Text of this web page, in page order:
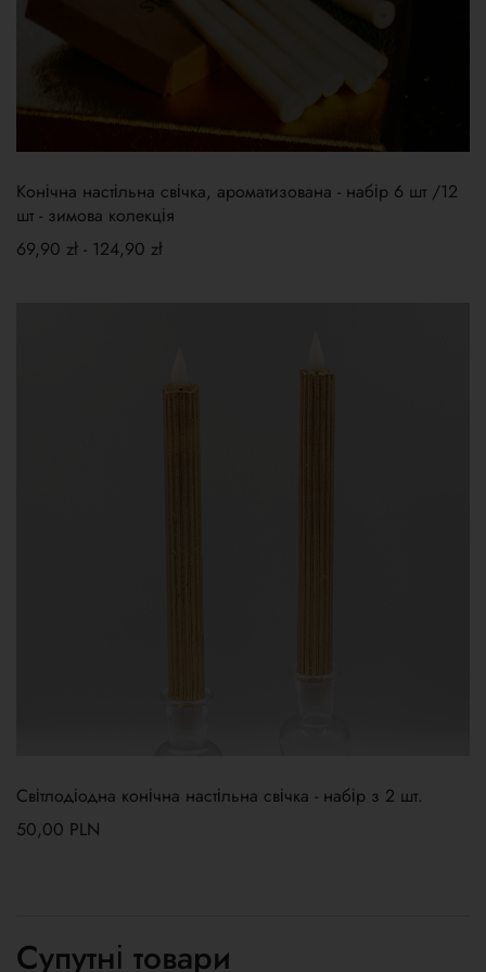
Конічна настільна свічка, ароматизована - набір 6 шт /12
шт - зимова колекція
69,90 zł - 124,90 zł
Світлодіодна конічна настільна свічка - набір з 2 шт.
50,00 PLN
Супутні товари